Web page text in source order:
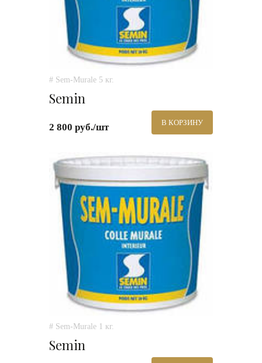
# Sem-Murale 5 кг.
Semin
2 800 руб./шт В КОРЗИНУ
# Sem-Murale 1 кг.
Semin